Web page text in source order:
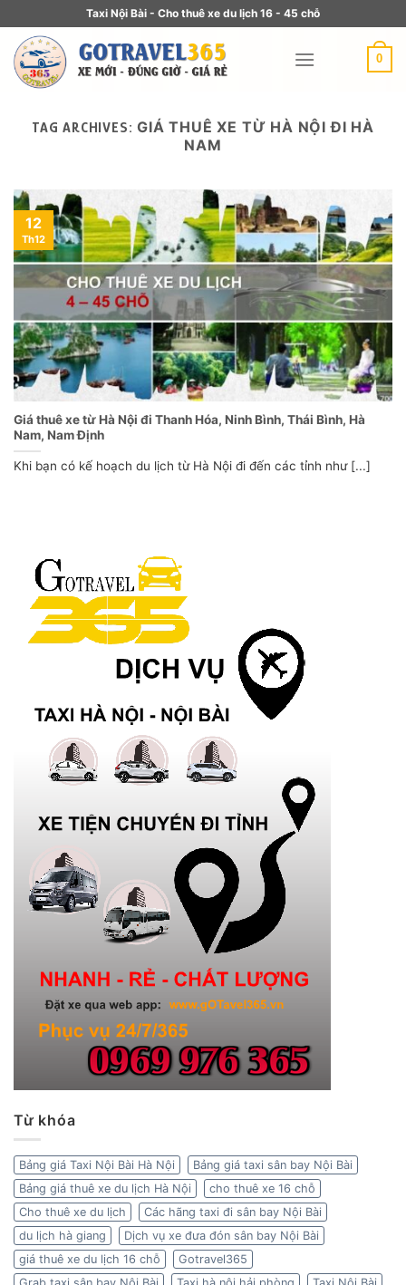
Taxi Nội Bài - Cho thuê xe du lịch 16 - 45 chỗ
0
TAG ARCHIVES:GIÁ THUÊ XE TỪ HÀ NỘI ĐI HÀ
NAM
Giá thuê xe từ Hà Nội đi Thanh Hóa, Ninh Bình, Thái Bình, Hà
Nam, Nam Định
Khi bạn có kế hoạch du lịch từ Hà Nội đi đến các tỉnh như [...]
12
Th12
Từ khóa
Bảng giá Taxi Nội Bài Hà Nội
Bảng giá taxi sân bay Nội Bài
Bảng giá thuê xe du lịch Hà Nội
cho thuê xe 16 chỗ
Cho thuê xe du lịch
Các hãng taxi đi sân bay Nội Bài
du lịch hà giang
Dịch vụ xe đưa đón sân bay Nội Bài
giá thuê xe du lịch 16 chỗ
Gotravel365